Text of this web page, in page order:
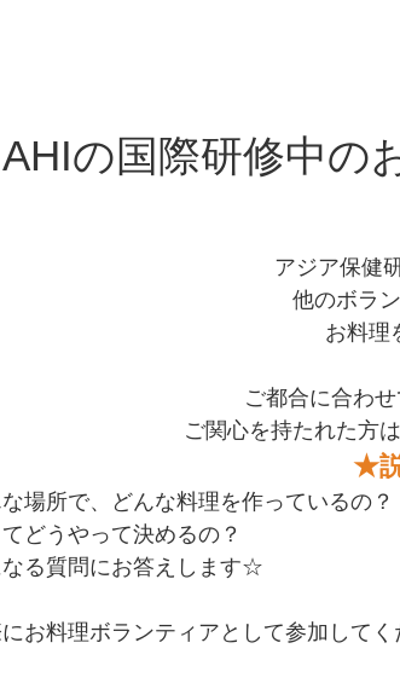
AHIの国際研修中の
アジア保健
他のボラ
お料理
ご都合に合わ
ご関心を持たれた方
★
場所で、どんな料理を作っているの？
どうやって決めるの？
る質問にお答えします☆
お料理ボランティアとして参加して